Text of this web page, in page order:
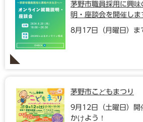
茅野市職員採用に興味
明・座談会を開催しま
8月17日（月曜日）ま
茅野市こどもまつり
9月12日（土曜日）開
かけよう！